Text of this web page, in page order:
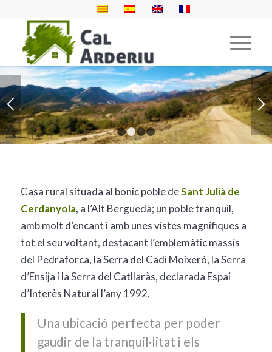
1 2 3 4
Casa rural situada al bonic poble deSant Julià de
Cerdanyola, a l’Alt Berguedà; un poble tranquil,
amb molt d’encant i amb unes vistes magnífiques a
tot el seu voltant, destacant l’emblemàtic massís
del Pedraforca, la Serra del Cadí Moixeró, la Serra
d’Ensija i la Serra del Catllaràs, declarada Espai
d’Interès Natural l’any 1992.
Una ubicació perfecta per poder
gaudir de la tranquil·litat i els